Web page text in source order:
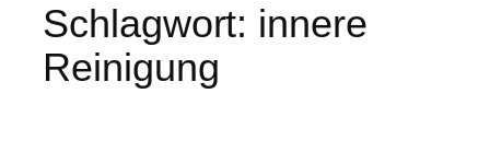
Schlagwort: innere
Reinigung